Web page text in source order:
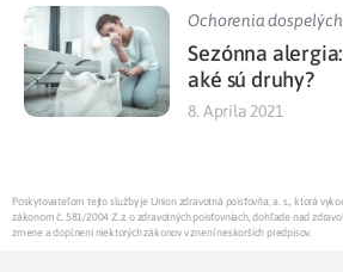
Ochorenia dospelých
Sezónna
aké sú druhy?
8. Apríla 2021
Poskytovateľom tejto služby je Union zdravotná poisťovňa, a. s., ktorá
zákonom č. 581/2004 Z.z. o zdravotných poisťovniach, dohľade nad
zmene a doplnení niektorých zákonov v znení neskorších predpisov.